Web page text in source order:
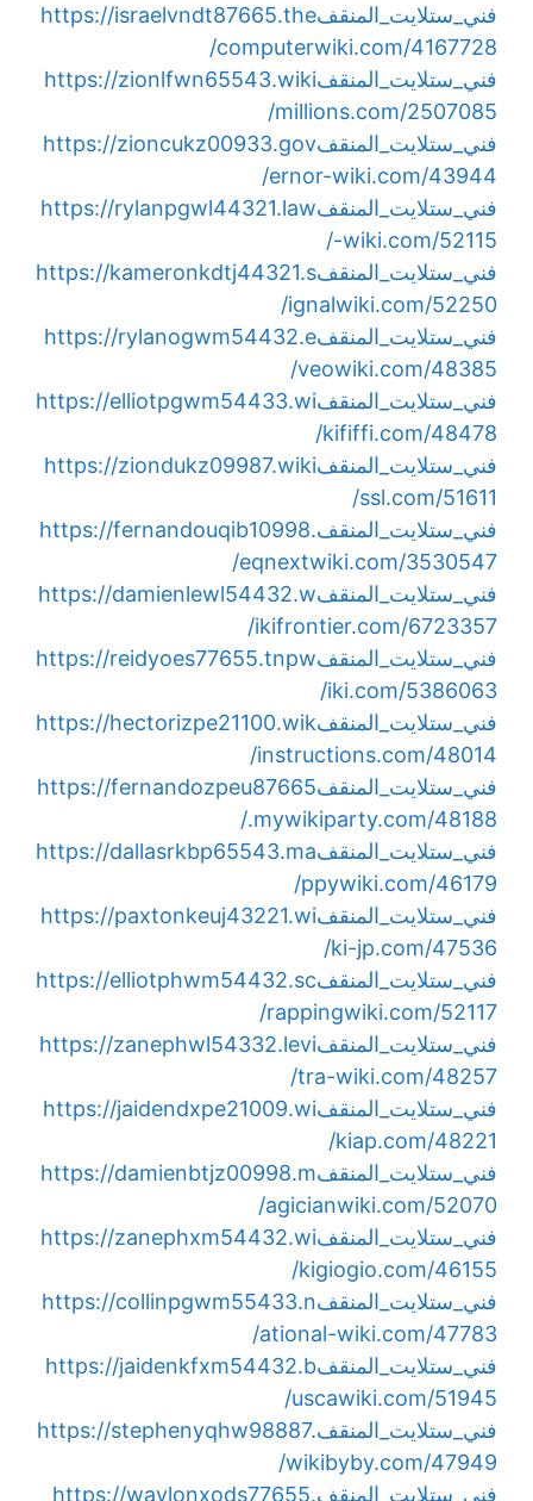
فني_ستلايت_المنقفhttps://israelvndt87665.the
computerwiki.com/4167728/
فني_ستلايت_المنقفhttps://zionlfwn65543.wiki
millions.com/2507085/
فني_ستلايت_المنقفhttps://zioncukz00933.gov
ernor-wiki.com/43944/
فني_ستلايت_المنقفhttps://rylanpgwl44321.law
-wiki.com/52115/
فني_ستلايت_المنقفhttps://kameronkdtj44321.s
ignalwiki.com/52250/
فني_ستلايت_المنقفhttps://rylanogwm54432.e
veowiki.com/48385/
فني_ستلايت_المنقفhttps://elliotpgwm54433.wi
kififfi.com/48478/
فني_ستلايت_المنقفhttps://ziondukz09987.wiki
ssl.com/51611/
فني_ستلايت_المنقفhttps://fernandouqib10998.
eqnextwiki.com/3530547/
فني_ستلايت_المنقفhttps://damienlewl54432.w
ikifrontier.com/6723357/
فني_ستلايت_المنقفhttps://reidyoes77655.tnpw
iki.com/5386063/
فني_ستلايت_المنقفhttps://hectorizpe21100.wik
instructions.com/48014/
فني_ستلايت_المنقفhttps://fernandozpeu87665
.mywikiparty.com/48188/
فني_ستلايت_المنقفhttps://dallasrkbp65543.ma
ppywiki.com/46179/
فني_ستلايت_المنقفhttps://paxtonkeuj43221.wi
ki-jp.com/47536/
فني_ستلايت_المنقفhttps://elliotphwm54432.sc
rappingwiki.com/52117/
فني_ستلايت_المنقفhttps://zanephwl54332.levi
tra-wiki.com/48257/
فني_ستلايت_المنقفhttps://jaidendxpe21009.wi
kiap.com/48221/
فني_ستلايت_المنقفhttps://damienbtjz00998.m
agicianwiki.com/52070/
فني_ستلايت_المنقفhttps://zanephxm54432.wi
kigiogio.com/46155/
فني_ستلايت_المنقفhttps://collinpgwm55433.n
ational-wiki.com/47783/
فني_ستلايت_المنقفhttps://jaidenkfxm54432.b
uscawiki.com/51945/
فني_ستلايت_المنقفhttps://stephenyqhw98887.
wikibyby.com/47949/
فني_ستلايت_المنقفhttps://waylonxods77655.